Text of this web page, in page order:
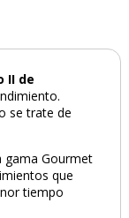
II de
se trate de
gama Gourmet
que
tiempo